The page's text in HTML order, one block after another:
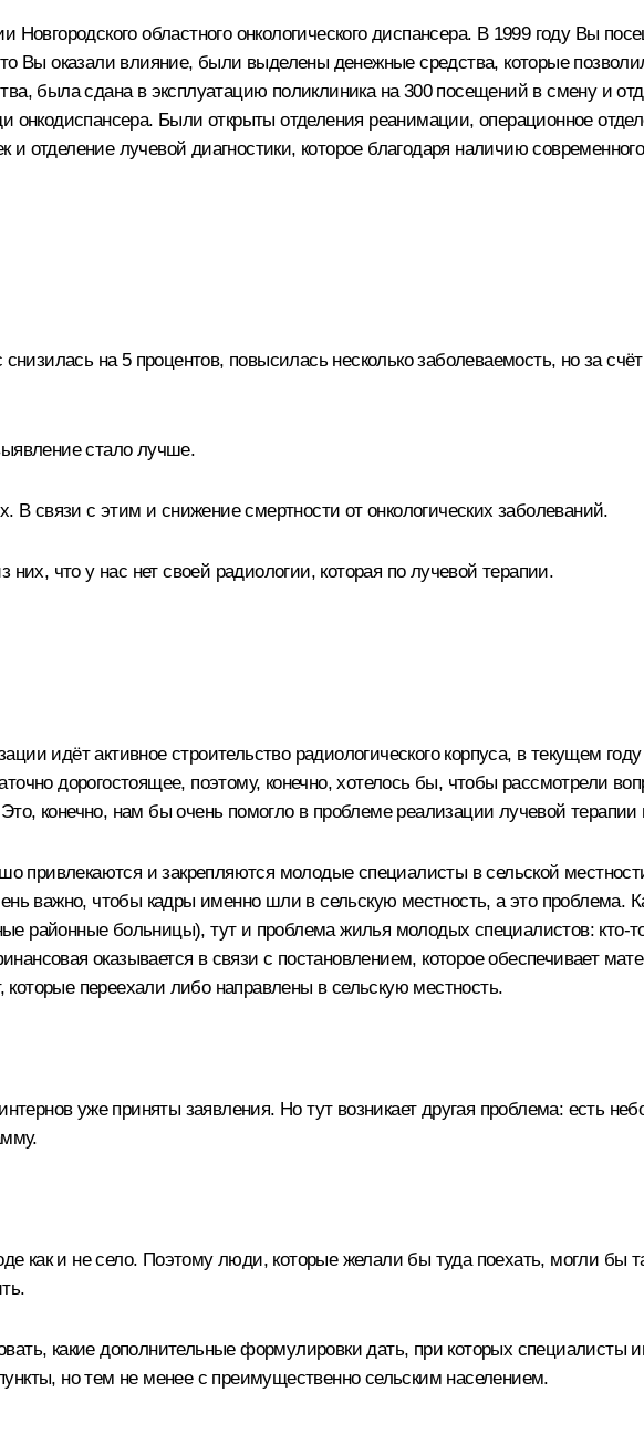
Новгородского областного онкологического диспансера. В 1999 году Вы
Вы оказали влияние, были выделены денежные средства, которые
была сдана в эксплуатацию поликлиника на 300 посещений в смену и
онкодиспансера. Были открыты отделения реанимации, операционное
отделение лучевой диагностики, которое благодаря наличию
снизилась на 5 процентов, повысилась несколько заболеваемость, но за
стало лучше.
В связи с этим и снижение смертности от онкологических заболеваний.
что у нас нет своей радиологии, которая по лучевой терапии.
идёт активное строительство радиологического корпуса, в текущем
дорогостоящее, поэтому, конечно, хотелось бы, чтобы рассмотрели
конечно, нам бы очень помогло в проблеме реализации лучевой
привлекаются и закрепляются молодые специалисты в сельской
важно, чтобы кадры именно шли в сельскую местность, а это проблема.
районные больницы), тут и проблема жилья молодых специалистов:
оказывается в связи с постановлением, которое обеспечивает
переехали либо направлены в сельскую местность.
уже приняты заявления. Но тут возникает другая проблема: есть
как и не село. Поэтому люди, которые желали бы туда поехать, могли бы
какие дополнительные формулировки дать, при которых специалисты
но тем не менее с преимущественно сельским населением.